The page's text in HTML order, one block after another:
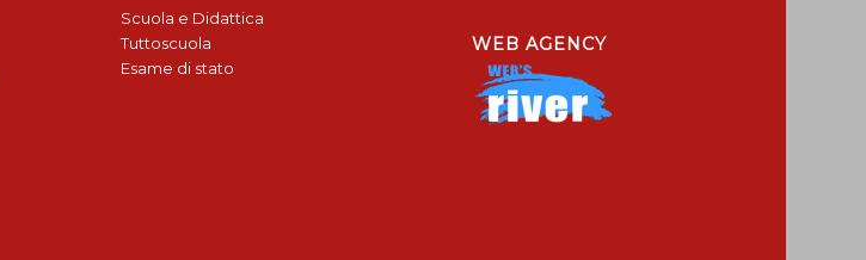
Scuola e Didattica
Tuttoscuola
Esame di stato
WEB AGENCY